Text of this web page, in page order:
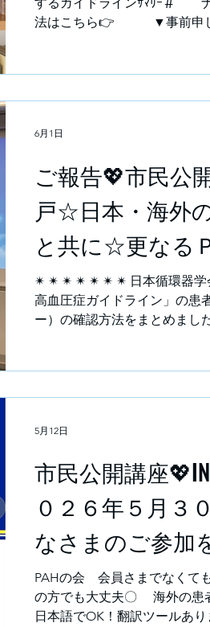
法はこちら👉 ▼事前申し
す、大村 淳一です。 日本循
「肺高血圧症ガイドライン」
い。 ■直接リンクからご確認
content/uploads/2026/05/
の方はこちら https://www.j-
部分を順次クリックしてお進
村淳一先生☆ 参加方法：
無料❣ 申込方法はこちら
ム
ご報告💖市民
戸☆日本・海外
と共に☆更なる
✴ ✴ ✴ ✴ ✴ ✴ ✴ 日本循環器学
高血圧症ガイドライン」の患
ー）の確認方法をまとめまし
Summary.pdf ■日本循環器学
部分を順次クリックしてお進
6月1日
市民公開講座
０２６年５月
なさまのご参加
ります❣ 参加
料
PAHの会 会員さまでなくて
の方でも大丈夫〇 海外の患
日本語でOK！翻訳ツールあ
5月12日